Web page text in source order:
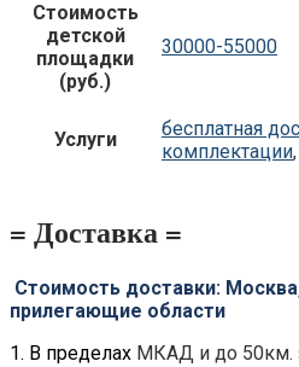
Стоимость
детской
площадки
(руб.)
30000-55000
Услуги бесплатная
комплектации,
= Доставка =
Стоимость доставки:
прилегающие области
1. В пределах МКАД и до